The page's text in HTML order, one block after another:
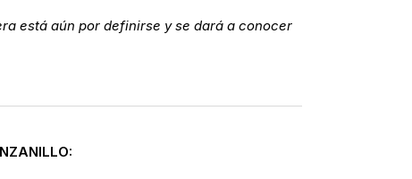
está aún por definirse y se dará a conocer